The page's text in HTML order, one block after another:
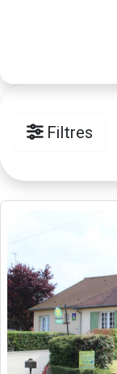
Filtres